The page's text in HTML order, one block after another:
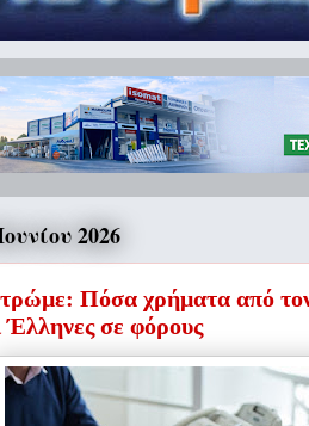
2026
Πόσα χρήματα από
Έλληνες σε φόρους